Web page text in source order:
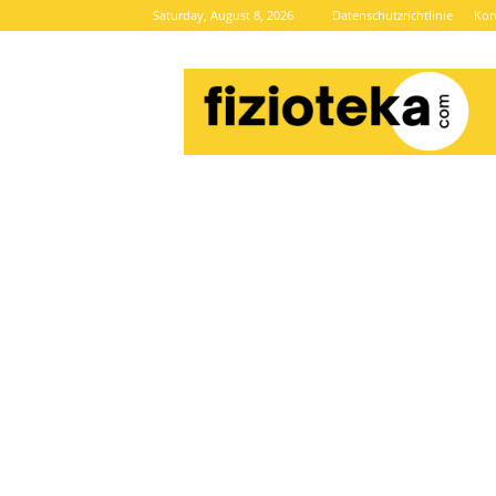
Saturday, August 8, 2026 Datenschutzrichtlinie
Brze
vijesti